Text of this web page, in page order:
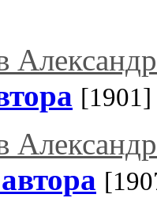
[1901]